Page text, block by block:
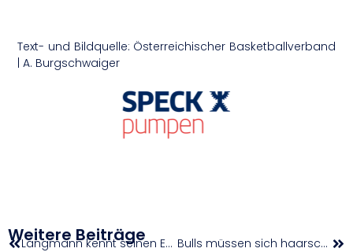
Text- und Bildquelle: Österreichischer Basketballverband
| A. Burgschwaiger
Weitere Beiträge Langmann kennt seinen Erstrundengegner | Erste Bank Open Bulls müssen sich haarscharf dem ENBL-Champion geschlagen geben